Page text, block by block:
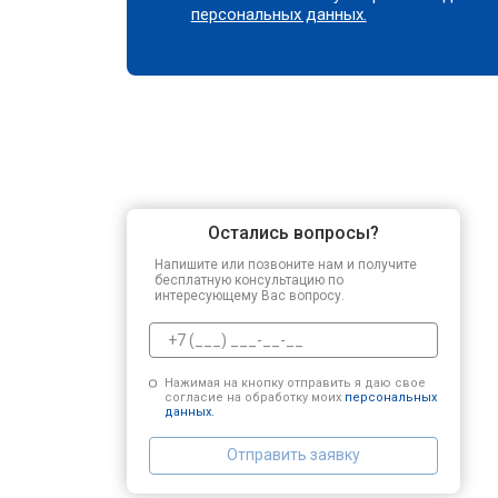
персональных данных.
Остались вопросы?
Напишите или позвоните нам и получите
бесплатную консультацию по
интересующему Вас вопросу.
Нажимая на кнопку отправить я даю свое
согласие на обработку моих персональных
данных.
Отправить заявку